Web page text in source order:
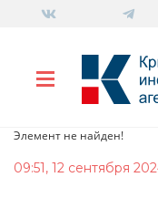
Элемент не найден!
09:51, 12 сентября